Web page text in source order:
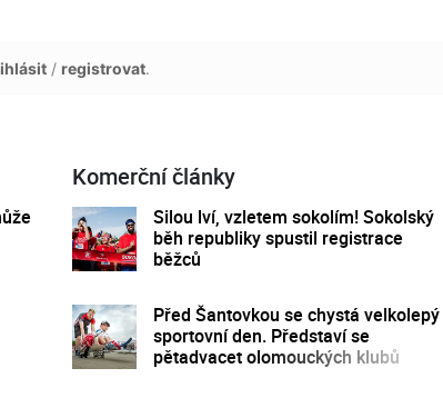
/ registrovat.
Komerční články
Silou lví, vzletem sokolím! Sokolský
běh republiky spustil registrace
běžců
Před Šantovkou se chystá velkolepý
sportovní den. Představí se
pětadvacet olomouckých klubů